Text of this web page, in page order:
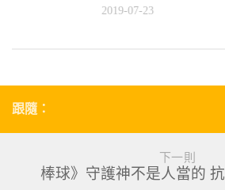
2019-07-23
跟隨：
下一則